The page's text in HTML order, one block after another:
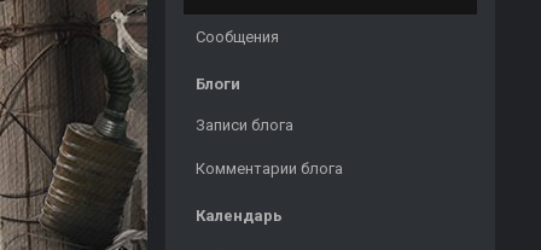
Сообщения
Блоги
Записи блога
Комментарии блога
Календарь